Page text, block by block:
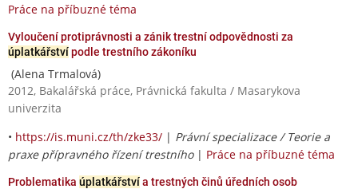
Práce na příbuzné téma
Vyloučení protiprávnosti a zánik trestní odpovědnosti za
úplatkářstvípodle trestního zákoníku
(Alena Trmalová)
2012, Bakalářská práce, Právnická fakulta / Masarykova
univerzita
• https://is.muni.cz/th/zke33/ | Právní specializace / Teorie a
praxe přípravného řízení trestního| Práce na příbuzné téma
Problematika úplatkářstvía trestných činů úředních osob